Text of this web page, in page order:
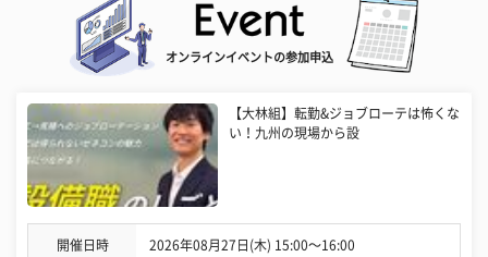
オンラインイベントの参加申込
【大林組】転勤&ジョブローテは怖くな
い！九州の現場から設
開催日時 2026年08月27日(木) 15:00〜16:00